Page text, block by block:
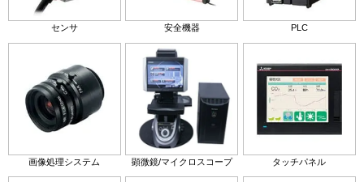
センサ 安全機器 PLC
画像処理システム 顕微鏡/マイクロスコープ タッチパネル